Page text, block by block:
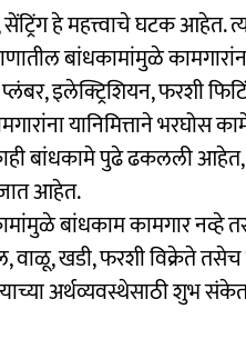
हे महत्त्वाचे घटक आहेत.
बांधकामांमुळे
इलेक्ट्रिशियन, फरशी
यानिमित्ताने भरघोस
बांधकामे पुढे ढकलली आहेत,
आहेत.
बांधकाम कामगार नव्हे
वाळू, खडी, फरशी विक्रेते तसेच
अर्थव्यवस्थेसाठी शुभ